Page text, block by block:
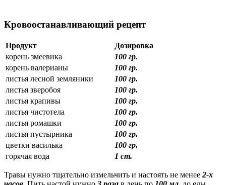
Кровоостанавливающий рецепт
Продукт
Дозировка
корень змеевика
100 гр.
корень валерианы
100 гр.
листья лесной земляники
100 гр.
листья зверобоя
100 гр.
листья крапивы
100 гр.
листья чистотела
100 гр.
листья ромашки
100 гр.
листья пустырника
100 гр.
цветки василька
100 гр.
горячая вода
1 ст.
Травы нужно тщательно измельчить и настоять не менее 2-х